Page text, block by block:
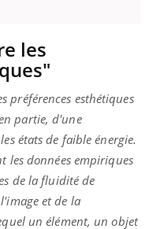
les
préférences esthétiques
partie, d'une
états de faible énergie.
les données empiriques
de la fluidité de
et de la
un élément, un objet